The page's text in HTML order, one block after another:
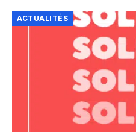
ACTUALITÉS